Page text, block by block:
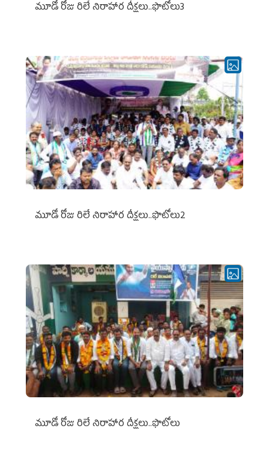
మూడో రోజు రిలే నిరాహార దీక్షలు..ఫొటోలు3
మూడో రోజు రిలే నిరాహార దీక్షలు..ఫొటోలు2
మూడో రోజు రిలే నిరాహార దీక్షలు..ఫొటోలు